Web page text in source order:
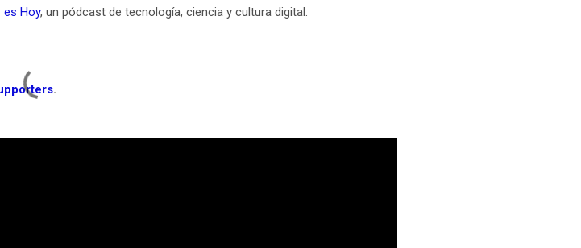
es Hoy, un pódcast de tecnología, ciencia y cultura digital.
.